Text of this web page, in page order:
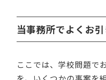
当事務所でよくお
ここでは、学校問題で